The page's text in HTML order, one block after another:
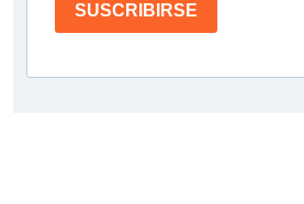
SUSCRIBIRSE